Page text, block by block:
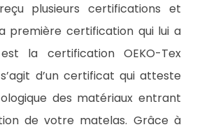
plusieurs certifications et
première certification qui lui a
la certification OEKO-Tex
d’un certificat qui atteste
des matériaux entrant
de votre matelas. Grâce à